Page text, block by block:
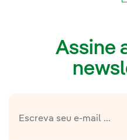
Assine